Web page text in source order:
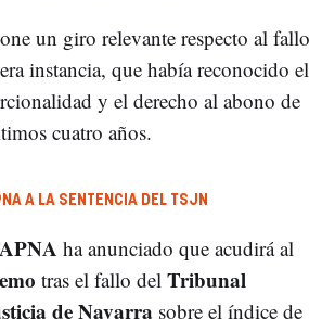
un giro relevante respecto al fallo
instancia, que había reconocido el
y el derecho al abono de
cuatro años.
A LA SENTENCIA DEL TSJN
ha anunciado que acudirá al
tras el fallo del Tribunal
de Navarra sobre el índice de